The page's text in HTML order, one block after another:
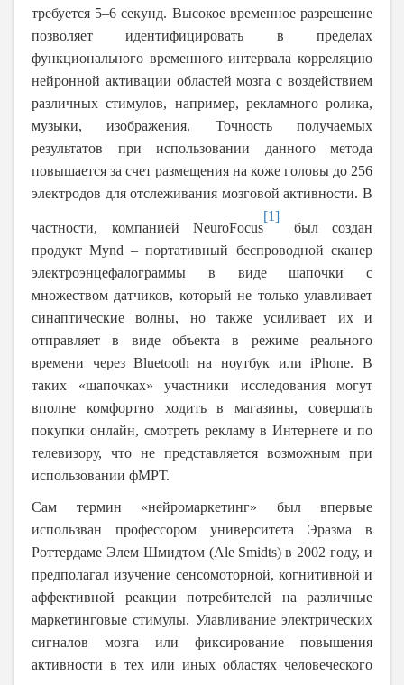
требуется 5–6 секунд. Высокое временное разрешение
позволяет идентифицировать в пределах
функционального временного интервала корреляцию
нейронной активации областей мозга с воздействием
различных стимулов, например, рекламного ролика,
музыки, изображения. Точность получаемых
результатов при использовании данного метода
повышается за счет размещения на коже головы до 256
электродов для отслеживания мозговой активности. В
частности, компанией NeuroFocus
[1]
был создан
продуктMynd – портативный беспроводной сканер
электроэнцефалограммы в виде шапочки с
множеством датчиков, который не только улавливает
синаптические волны, но также усиливает их и
отправляет в виде объекта в режиме реального
времени черезBluetooth на ноутбук илиiPhone. В
таких «шапочках» участники исследования могут
вполне комфортно ходить в магазины, совершать
покупки онлайн, смотреть рекламу в Интернете и по
телевизору, что не представляется возможным при
использовании фМРТ.
Сам термин «нейромаркетинг» был впервые
использван профессором университета Эразма в
Роттердаме Элем Шмидтом (Ale Smidts) в 2002 году, и
предполагал изучение сенсомоторной, когнитивной и
аффективной реакции потребителей на различные
маркетинговые стимулы. Улавливание электрических
сигналов мозга или фиксирование повышения
активности в тех или иных областях человеческого